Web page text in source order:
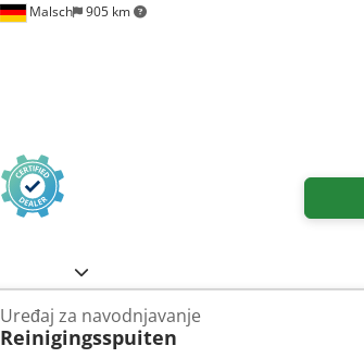
Malsch 905 km
Uređaj za navodnjavanje
Reinigingsspuiten